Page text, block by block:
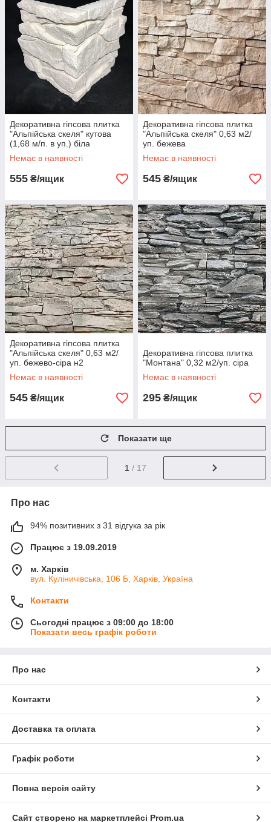
Декоративна гіпсова плитка
"Альпійська скеля" кутова
(1,68 м/п. в уп.) біла
Немає в наявності
555 ₴/ящик
Декоративна гіпсова плитка
"Альпійська скеля" 0,63 м2/
уп. бежева
Немає в наявності
545 ₴/ящик
Декоративна гіпсова плитка
"Альпійська скеля" 0,63 м2/
уп. бежево-сіра н2
Немає в наявності
545 ₴/ящик
Декоративна гіпсова плитка
"Монтана" 0,32 м2/уп. сіра
Немає в наявності
295 ₴/ящик
Показати ще
1 / 17
Про нас
94% позитивних з 31 відгука за рік
Працює з 19.09.2019
м. Харків
вул. Куліничівська, 106 Б, Харків, Україна
Контакти
Сьогодні працює з 09:00 до 18:00
Показати весь графік роботи
Про нас
Контакти
Доставка та оплата
Графік роботи
Повна версія сайту
Сайт створено на маркетплейсі Prom.ua